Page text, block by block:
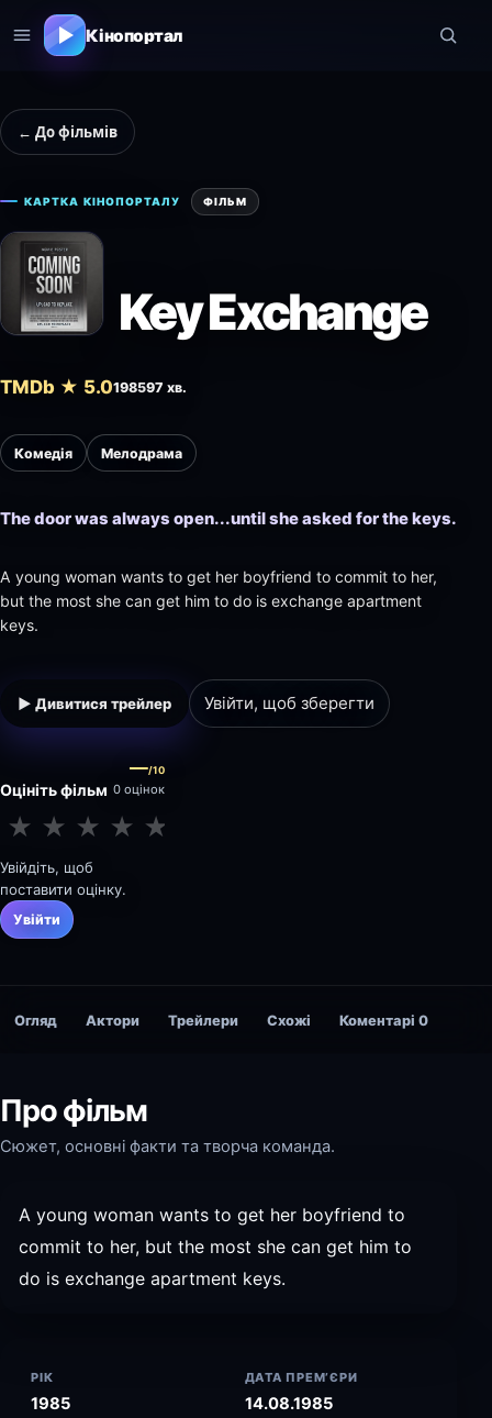
Кінопортал
← До фільмів
КАРТКА КІНОПОРТАЛУ ФІЛЬМ
Key Exchange
TMDb ★ 5.0198597 хв.
Комедія Мелодрама
The door was always open...until she asked for the keys.
A young woman wants to get her boyfriend to commit to her,
but the most she can get him to do is exchange apartment
keys.
▶ Дивитися трейлер Увійти, щоб зберегти
Оцініть фільм
—/10
0 оцінок
★ ★ ★ ★ ★
Увійдіть, щоб
поставити оцінку.
Увійти
Огляд Актори Трейлери Схожі Коментарі 0
Про фільм
Сюжет, основні факти та творча команда.
A young woman wants to get her boyfriend to
commit to her, but the most she can get him to
do is exchange apartment keys.
РІК
1985
ДАТА ПРЕМ’ЄРИ
14.08.1985